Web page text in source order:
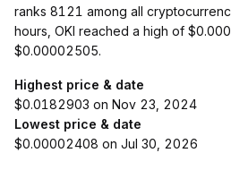
ranks 8121 among all
hours, OKI reached a high of
$0.00002505.
Highest price & date
$0.0182903 on Nov 23, 2024
Lowest price & date
$0.00002408 on Jul 30, 2026